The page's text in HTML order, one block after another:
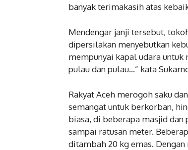
banyak terimakasih atas
Mendengar janji tersebut,
dipersilakan menyebutkan
mempunyai kapal udara
pulau dan pulau…” kata
Rakyat Aceh merogoh saku
semangat untuk berkorban,
biasa, di beberapa masjid dan
sampai ratusan meter.
ditambah 20 kg emas.